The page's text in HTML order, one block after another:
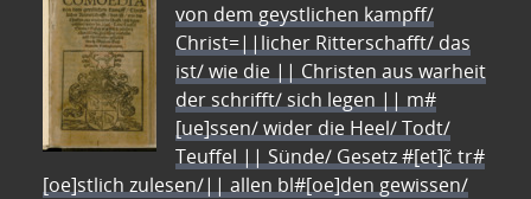
von dem geystlichen kampff/
Christ=||licher Ritterschafft/ das
ist/ wie die || Christen aus warheit
der schrifft/ sich legen || m#
[ue]ssen/ wider die Heel/ Todt/
Teuffel || Sünde/ Gesetz #[et]c̃ tr#
[oe]stlich zulesen/|| allen bl#[oe]den gewissen/